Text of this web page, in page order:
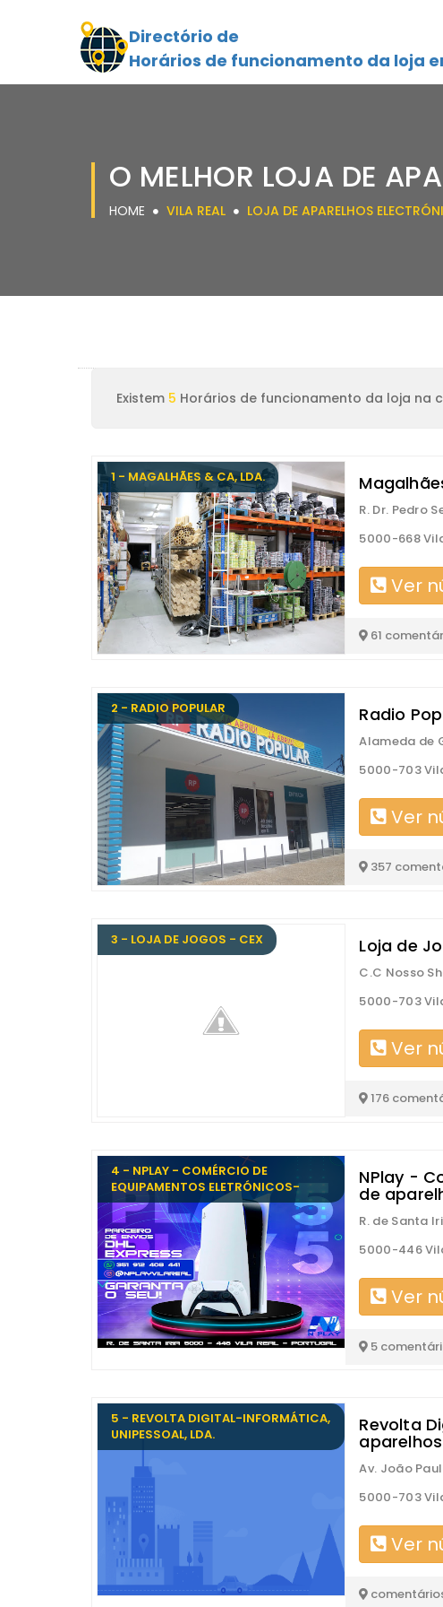
Directório de
Horários de funcionamento da loja
O MELHOR LOJA DE
HOME VILA REAL LOJA DE APARELHOS
Existem 5 Horários de funcionamento da loja na
1 - MAGALHÃES & CA, LDA.
R. Dr. Pedro
5000-668
Ver
61
2 - RADIO POPULAR Radio
Alameda de
5000-703
Ver
357
3 - LOJA DE JOGOS - CEX Loja de
C.C Nosso
5000-703
Ver
176
4 - NPLAY - COMÉRCIO DE
EQUIPAMENTOS ELETRÓNICOS-
NPlay -
de
R. de Santa
5000-446
Ver
5
5 - REVOLTA DIGITAL-INFORMÁTICA,
UNIPESSOAL, LDA.
Revolta
Av. João
5000-703
Ver